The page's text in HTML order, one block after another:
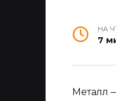
НА
7
Металл